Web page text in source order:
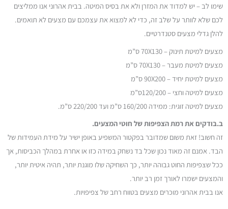
שימו לב – יש למדוד את המזרן ולא את בסיס המיטה. בבית אהרוני אנו ממליצים
לכם שלא לוותר על שלב זה, כדי לא למצוא את עצמכם עם מצעים לא תואמים.
להלן גדלי מצעים סטנדרטיים.
מצעים למיטת תינוק – 70X130 ס”מ
מצעים למיטת מעבר – 70X130 ס”מ
מצעים למיטת יחיד – 90X200 ס”מ
מצעים למיטה וחצי – 120/200ס”מ
מצעים למיטה זוגית: ממידה 160/200 ס”מ ועד 220/200 ס”מ.
ב.בודקים את רמת הצפיפות של חוטי המצעים.
זה חשוב! זאת משום שמדובר בפקטור המשפיע באופן ישיר על מידת העמידות של
הבד. אמנם זה מאוד נכון שכל בד נשחק במידה כזו או אחרת במהלך הכביסות, אך
ככל שצפיפות החוט גבוהה יותר, כך השחיקה שלו מוגנת יותר, תהיה איטית יותר,
והמצעים ישמרו לאורך זמן רב יותר.
אנו בבית אהרוני מוכרים מצעים בטווח רחב של צפיפויות.